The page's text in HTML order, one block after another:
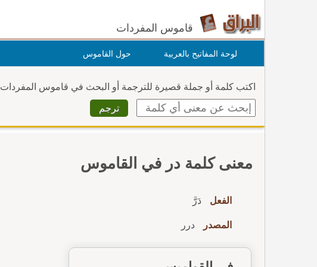
قاموس المفردات
لوحة المفاتيح بالعربية حول القاموس
اكتب كلمة أو جملة قصيرة للترجمة أو البحث في قاموس المفردات
معنى كلمة در في القاموس
الفعل دَرَّ
المصدر درر